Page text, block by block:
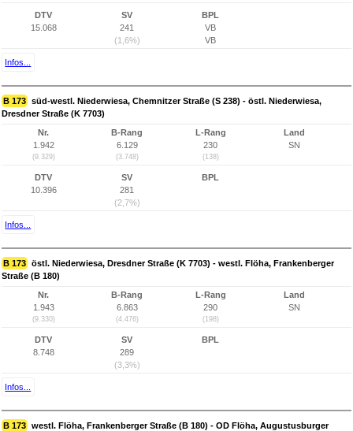
DTV
15.068
SV
241
(1,6%)
BPL
VB
VB
Infos...
B 173 süd-westl. Niederwiesa, Chemnitzer Straße (S 238) - östl. Niederwiesa,
Dresdner Straße (K 7703)
Nr.
1.942
(9.329)
B-Rang
6.129
(3.748)
L-Rang
230
(138)
Land
SN
DTV
10.396
SV
281
(2,7%)
BPL
Infos...
B 173 östl. Niederwiesa, Dresdner Straße (K 7703) - westl. Flöha, Frankenberger
Straße (B 180)
Nr.
1.943
(9.330)
B-Rang
6.863
(4.476)
L-Rang
290
(198)
Land
SN
DTV
8.748
SV
289
(3,3%)
BPL
Infos...
B 173 westl. Flöha, Frankenberger Straße (B 180) - OD Flöha, Augustusburger